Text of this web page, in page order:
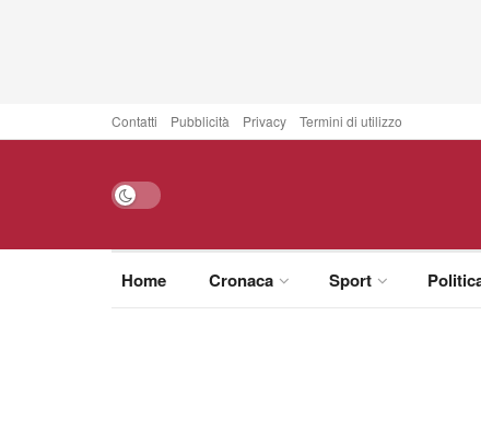
Contatti Pubblicità Privacy Termini di utilizzo
Home Cronaca Sport